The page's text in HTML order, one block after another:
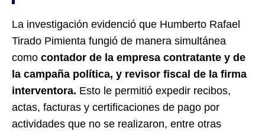
La investigación evidenció que Humberto Rafael
Tirado Pimienta fungió de manera simultánea
como contador de la empresa contratante y de
la campaña política, y revisor fiscal de la firma
interventora. Esto le permitió expedir recibos,
actas, facturas y certificaciones de pago por
actividades que no se realizaron, entre otras